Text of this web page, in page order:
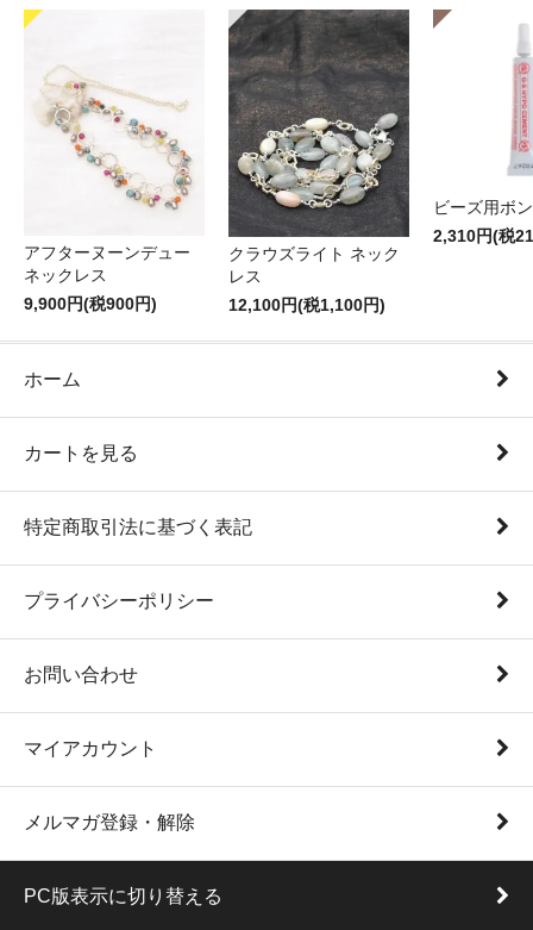
アフターヌーンデュー
ネックレス
9,900円(税900円)
クラウズライト ネック
レス
12,100円(税1,100円)
ビーズ用ボ
2,310円(税
ホーム
カートを見る
特定商取引法に基づく表記
プライバシーポリシー
お問い合わせ
マイアカウント
メルマガ登録・解除
PC版表示に切り替える